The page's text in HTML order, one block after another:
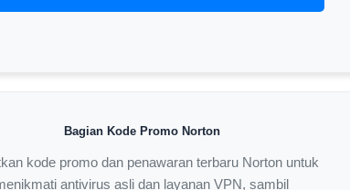
Bagian Kode Promo Norton
kode promo dan penawaran terbaru Norton untuk
antivirus asli dan layanan VPN, sambil